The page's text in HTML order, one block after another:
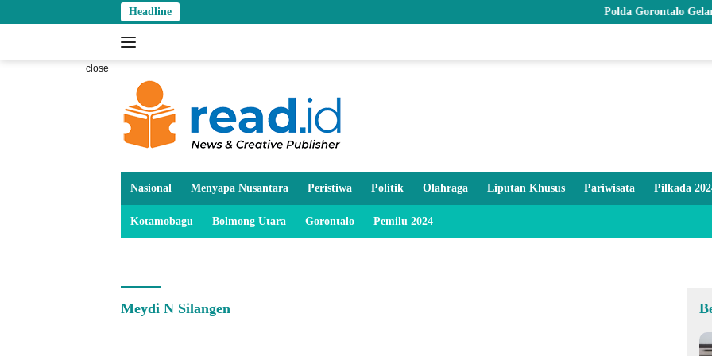
to
Headline Polda Gorontalo Gelar Syukuran
close
Nasional Menyapa Nusantara Peristiwa Politik Olahraga Liputan Khusus Pariwisata Pilkada
Kotamobagu Bolmong Utara Gorontalo Pemilu 2024
Meydi N Silangen